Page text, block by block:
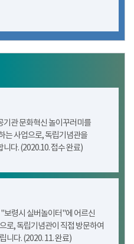
기관 문화혁신 놀이꾸러미를
는 사업으로, 독립기념관을
다. (2020.10. 접수 완료)
보령시 실버놀이터"에 어르신
로, 독립기념관이 직접 방문하여
니다. (2020. 11. 완료)